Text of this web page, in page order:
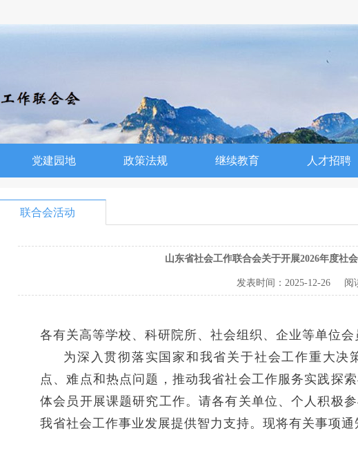
党建园地 政策法规 继续教育 人才招聘
联合会活动
山东省社会工作联合会关于开展2026年度社
发表时间： 2025-12-26 阅
各有关高等学校、科研院所、社会组织、企业等单位
为深入贯彻落实国家和我省关于社会工作重大
点、难点和热点问题，推动我省社会工作服务实践探
体会员开展课题研究工作。请各有关单位、个人积极
我省社会工作事业发展提供智力支持。现将有关事项通